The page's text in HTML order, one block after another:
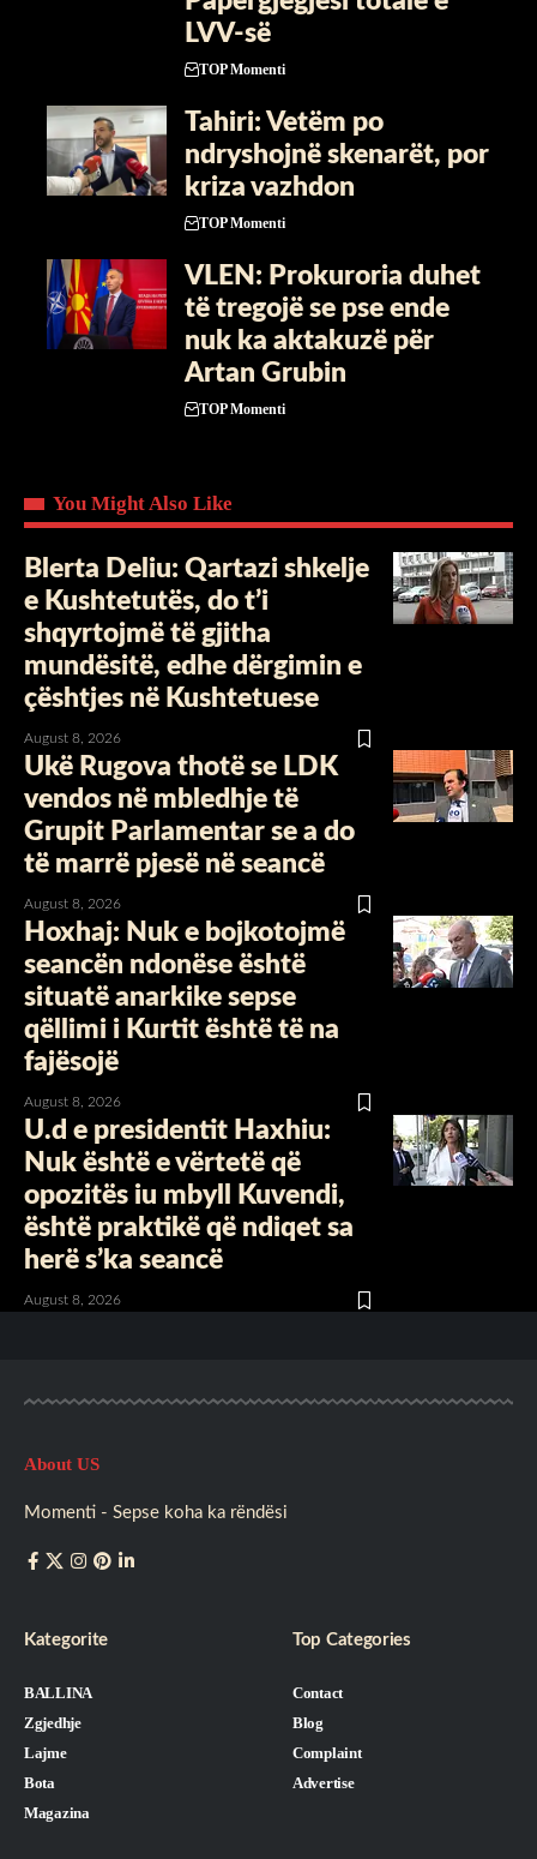
LVV-së
TOP Momenti
Tahiri: Vetëm po
ndryshojnë skenarët, por
kriza vazhdon
TOP Momenti
VLEN: Prokuroria duhet
të tregojë se pse ende
nuk ka aktakuzë për
Artan Grubin
TOP Momenti
You Might Also Like
Blerta Deliu: Qartazi shkelje
e Kushtetutës, do t’i
shqyrtojmë të gjitha
mundësitë, edhe dërgimin e
çështjes në Kushtetuese
August 8, 2026
Ukë Rugova thotë se LDK
vendos në mbledhje të
Grupit Parlamentar se a do
të marrë pjesë në seancë
August 8, 2026
Hoxhaj: Nuk e bojkotojmë
seancën ndonëse është
situatë anarkike sepse
qëllimi i Kurtit është të na
fajësojë
August 8, 2026
U.d e presidentit Haxhiu:
Nuk është e vërtetë që
opozitës iu mbyll Kuvendi,
është praktikë që ndiqet sa
herë s’ka seancë
August 8, 2026
About US
Momenti - Sepse koha ka rëndësi
Kategorite
BALLINA
Zgjedhje
Lajme
Bota
Magazina
Top Categories
Contact
Blog
Complaint
Advertise